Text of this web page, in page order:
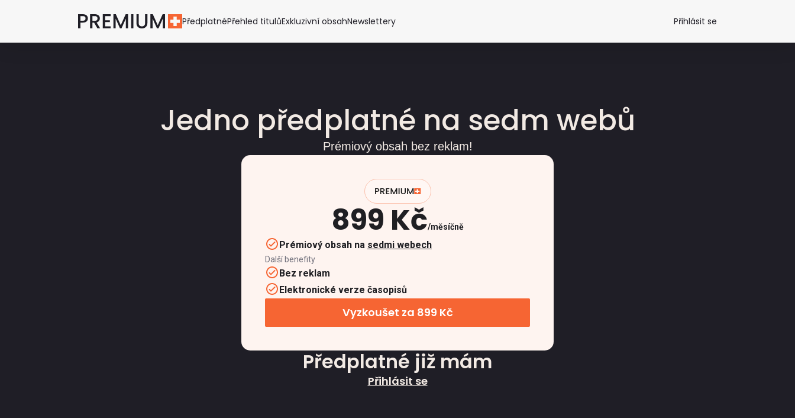
PředplatnéPřehled titulůExkluzivní obsahNewslettery Přihlásit se
Jedno předplatné na sedm webů
Prémiový obsah bez reklam!
899 Kč měsíčně
Prémiový obsah na sedmi webech
Další benefity
Bez reklam
Elektronické verze časopisů
Vyzkoušet za 899 Kč
Předplatné již mám
Přihlásit se